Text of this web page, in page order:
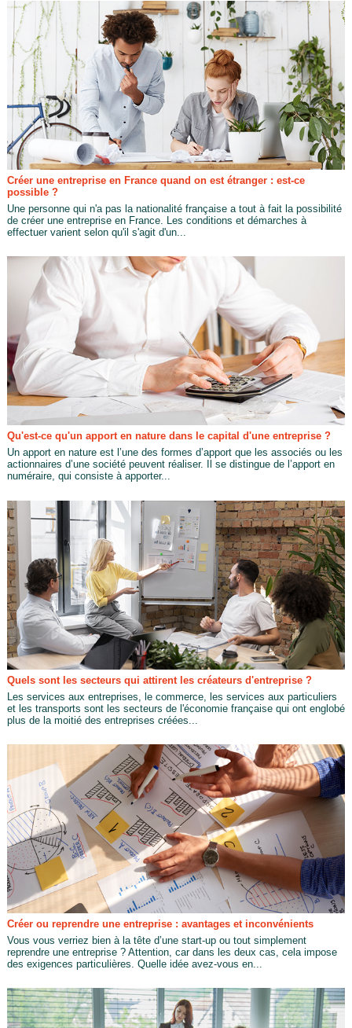
Créer une entreprise en France quand on est étranger : est-ce
possible ?
Une personne qui n'a pas la nationalité française a tout à fait la possibilité
de créer une entreprise en France. Les conditions et démarches à
effectuer varient selon qu'il s'agit d'un...
Qu'est-ce qu'un apport en nature dans le capital d'une entreprise ?
Un apport en nature est l’une des formes d’apport que les associés ou les
actionnaires d’une société peuvent réaliser. Il se distingue de l’apport en
numéraire, qui consiste à apporter...
Quels sont les secteurs qui attirent les créateurs d'entreprise ?
Les services aux entreprises, le commerce, les services aux particuliers
et les transports sont les secteurs de l'économie française qui ont englobé
plus de la moitié des entreprises créées...
Créer ou reprendre une entreprise : avantages et inconvénients
Vous vous verriez bien à la tête d’une start-up ou tout simplement
reprendre une entreprise ? Attention, car dans les deux cas, cela impose
des exigences particulières. Quelle idée avez-vous en...